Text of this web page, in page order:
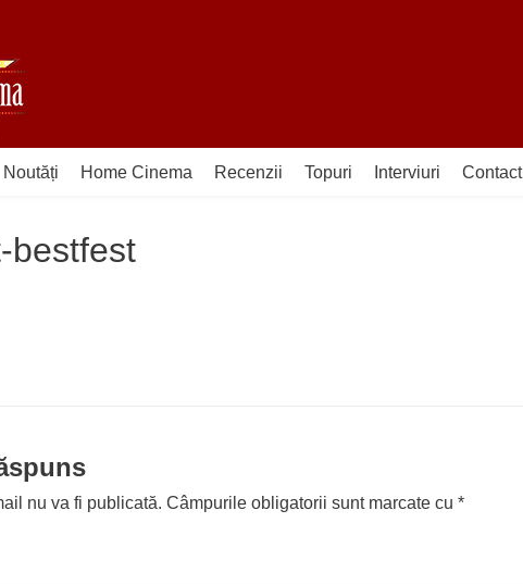
Noutăți Home Cinema Recenzii Topuri Interviuri Contact
bestfest
nu va fi publicată. Câmpurile obligatorii sunt marcate cu *